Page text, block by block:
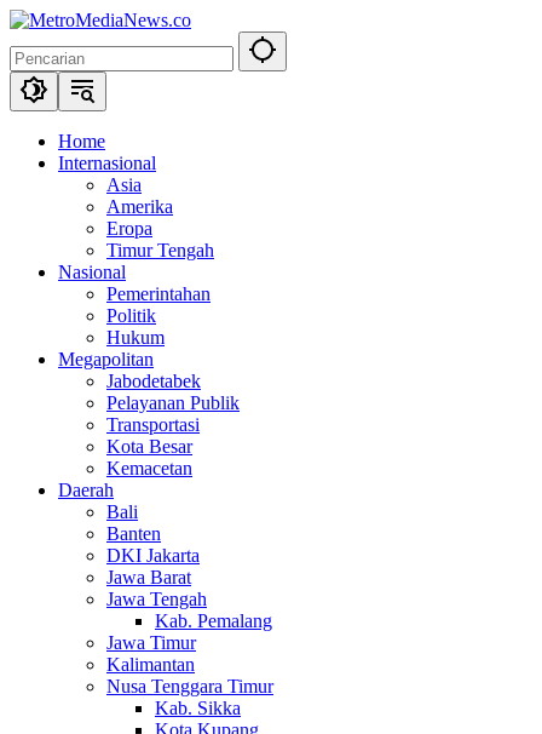
Langsung
konten
Home
Internasional
Asia
Amerika
Eropa
Timur Tengah
Nasional
Pemerintahan
Politik
Hukum
Megapolitan
Jabodetabek
Pelayanan Publik
Transportasi
Kota Besar
Kemacetan
Daerah
Bali
Banten
DKI Jakarta
Jawa Barat
Jawa Tengah
Kab. Pemalang
Jawa Timur
Kalimantan
Nusa Tenggara Timur
Kab. Sikka
Kota Kupang